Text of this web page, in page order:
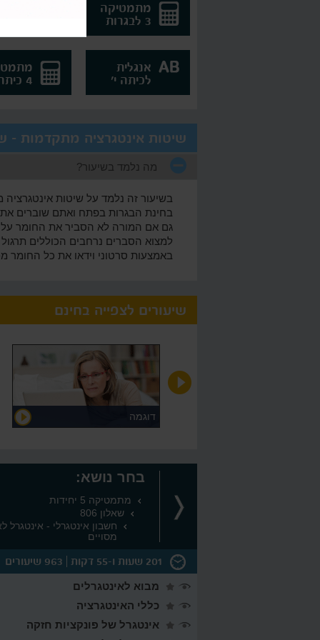
מתמטיקה
3 לבגרות
אנגלית
לכיתה י'
4 כיתה י'
שיטות אינטגרציה מתקדמות -
מה נלמד בשיעור?
בשיעור זה נלמד על שיטות
בחינת הבגרות בפתח ואתם שוברים
גם אם המורה לא הסביר את החומר על
באמצעות סרטוני וידאו את כל החומר
שיעורים לצפייה בחינם
דוגמה
בחר נושא:
מתמטיקה 5 יחידות
שאלון 806
חשבון אינטגרלי - אינטגרל
מסויים
201 שעות ו-55 דקות 963 שיעורים
מבוא לאינטגרלים
כללי האינטגרציה
אינטגרל של פונקציות חזקה